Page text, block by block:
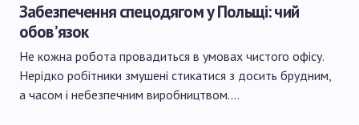
Забезпечення спецодягом у Польщі: чий
обов’язок
Не кожна робота провадиться в умовах чистого офісу.
Нерідко робітники змушені стикатися з досить брудним,
а часом і небезпечним виробництвом.…